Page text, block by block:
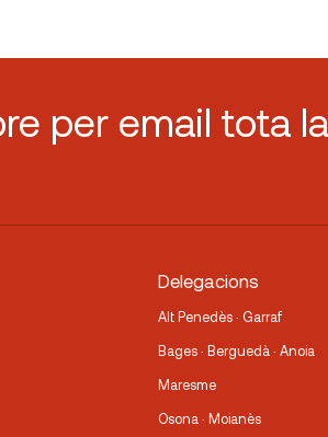
per email tota la
Delegacions
Alt Penedès · Garraf
Bages · Berguedà · Anoia
Maresme
Osona · Moianès